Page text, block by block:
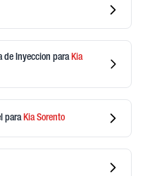
de Inyeccion paraKia
para KiaSorento